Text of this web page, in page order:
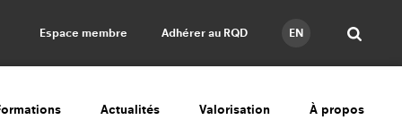
EN
Adhérer au RQD
Espace membre
Actualités Valorisation À propos